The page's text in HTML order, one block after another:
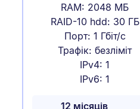
RAM: 2048 МБ
RAID-10 hdd: 30 ГБ
Порт: 1 Гбіт/с
Трафік: безліміт
IPv4: 1
IPv6: 1